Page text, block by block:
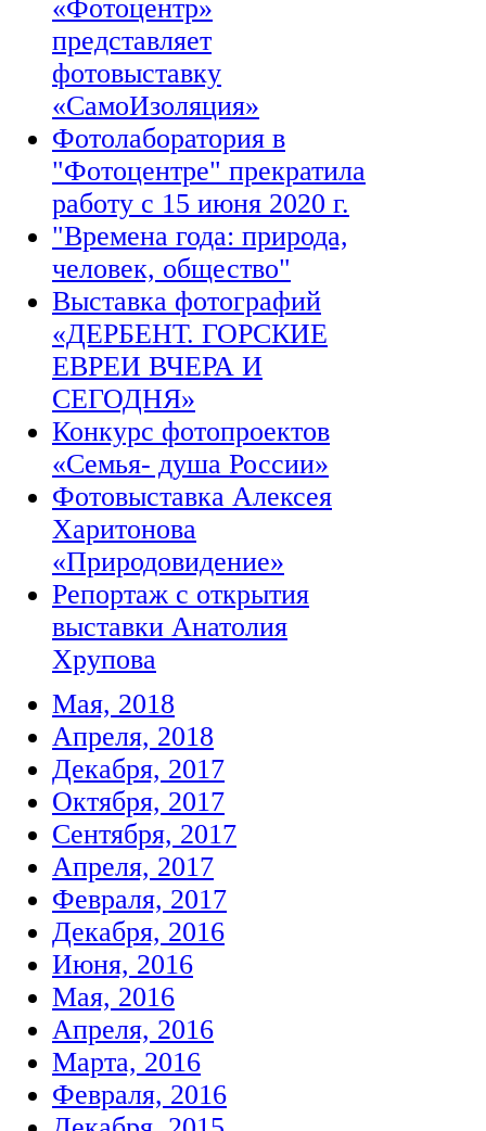
«Фотоцентр»
представляет
фотовыставку
«СамоИзоляция»
Фотолаборатория в
"Фотоцентре" прекратила
работу с 15 июня 2020 г.
"Времена года: природа,
человек, общество"
Выставка фотографий
«ДЕРБЕНТ. ГОРСКИЕ
ЕВРЕИ ВЧЕРА И
СЕГОДНЯ»
Конкурс фотопроектов
«Семья- душа России»
Фотовыставка Алексея
Харитонова
«Природовидение»
Репортаж с открытия
выставки Анатолия
Хрупова
Мая, 2018
Апреля, 2018
Декабря, 2017
Октября, 2017
Сентября, 2017
Апреля, 2017
Февраля, 2017
Декабря, 2016
Июня, 2016
Мая, 2016
Апреля, 2016
Марта, 2016
Февраля, 2016